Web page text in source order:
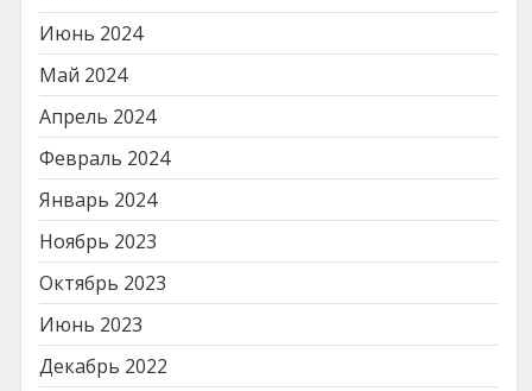
Июнь 2024
Май 2024
Апрель 2024
Февраль 2024
Январь 2024
Ноябрь 2023
Октябрь 2023
Июнь 2023
Декабрь 2022